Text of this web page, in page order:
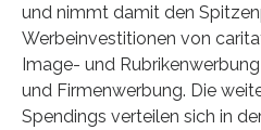
und nimmt damit den
Werbeinvestitionen von
Image- und
und Firmenwerbung. Die
Spendings verteilen sich in